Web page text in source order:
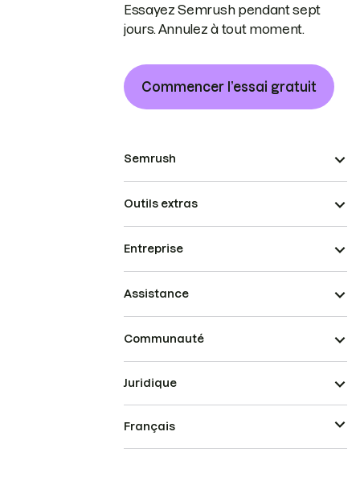
Essayez Semrush pendant sept
jours. Annulez à tout moment.
Commencer l’essai gratuit
Semrush
Outils extras
Entreprise
Assistance
Communauté
Juridique
Français